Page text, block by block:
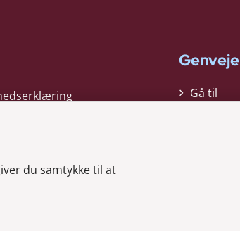
Genveje
Gå til
du samtykke til at